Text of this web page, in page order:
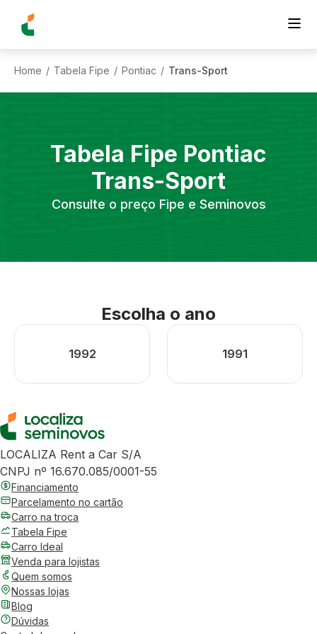
Home / Tabela Fipe / Pontiac / Trans-Sport
Tabela Fipe Pontiac
Trans-Sport
Consulte o preço Fipe e Seminovos
Escolha o ano
1992 1991
LOCALIZA Rent a Car S/A
CNPJ nº 16.670.085/0001-55
Financiamento
Parcelamento no cartão
Carro na troca
Tabela Fipe
Carro Ideal
Venda para lojistas
Quem somos
Nossas lojas
Blog
Dúvidas